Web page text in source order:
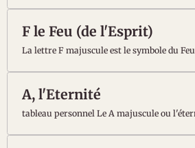
F le Feu (de l'Esprit)
La lettre F majuscule est le symbole du Feu
A, l'Eternité